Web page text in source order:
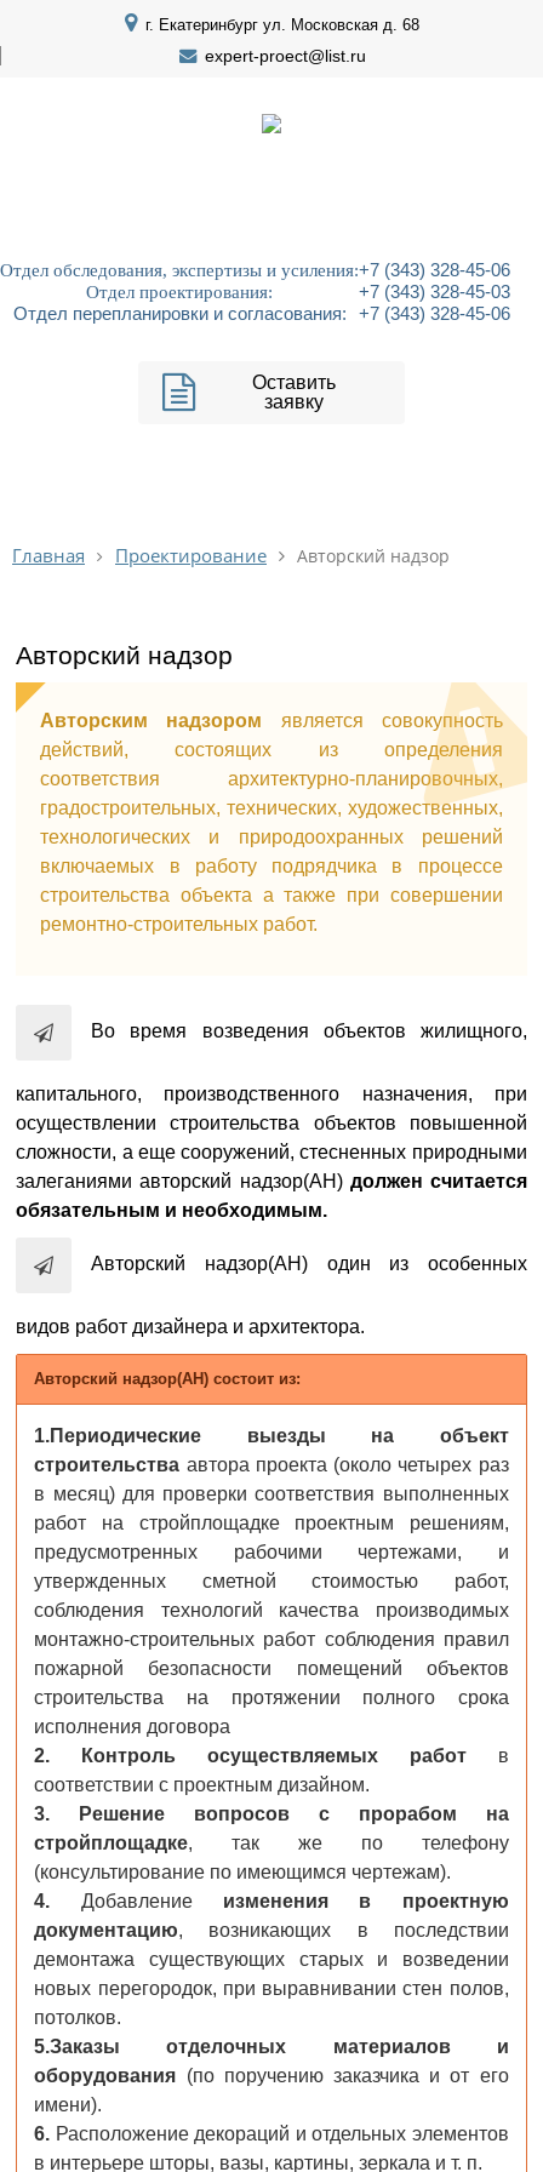
г. Екатеринбург ул. Московская д. 68
expert-proect@list.ru
Отдел обследования, экспертизы и усиления:+7 (343) 328-45-06
Отдел проектирования:
+7 (343) 328-45-03
Отдел перепланировки и согласования:
+7 (343) 328-45-06
Оставить
заявку
Главная Проектирование Авторский надзор
Авторский надзор
Авторским надзором является совокупность
действий, состоящих из определения
соответствия архитектурно-планировочных,
градостроительных, технических, художественных,
технологических и природоохранных решений
включаемых в работу подрядчика в процессе
строительства объекта а также при совершении
ремонтно-строительных работ.
Во время возведения объектов жилищного,
капитального, производственного назначения, при
осуществлении строительства объектов повышенной
сложности, а еще сооружений, стесненных природными
залеганиями авторский надзор(АН) должен считается
обязательным и необходимым.
Авторский надзор(АН) один из особенных
видов работ дизайнера и архитектора.
Авторский надзор(АН) состоит из:
1.Периодические выезды на объект
строительства автора проекта (около четырех раз
в месяц) для проверки соответствия выполненных
работ на стройплощадке проектным решениям,
предусмотренных рабочими чертежами, и
утвержденных сметной стоимостью работ,
соблюдения технологий качества производимых
монтажно-строительных работ соблюдения правил
пожарной безопасности помещений объектов
строительства на протяжении полного срока
исполнения договора
2. Контроль осуществляемых работв
соответствии с проектным дизайном.
3. Решение вопросов с прорабом на
стройплощадке, так же по телефону
(консультирование по имеющимся чертежам).
4. Добавление изменения в проектную
документацию, возникающих в последствии
демонтажа существующих старых и возведении
новых перегородок, при выравнивании стен полов,
потолков.
5.Заказы отделочных материалов и
оборудования (по поручению заказчика и от его
имени).
6. Расположение декораций и отдельных элементов
в интерьере шторы, вазы, картины, зеркала и т. п.